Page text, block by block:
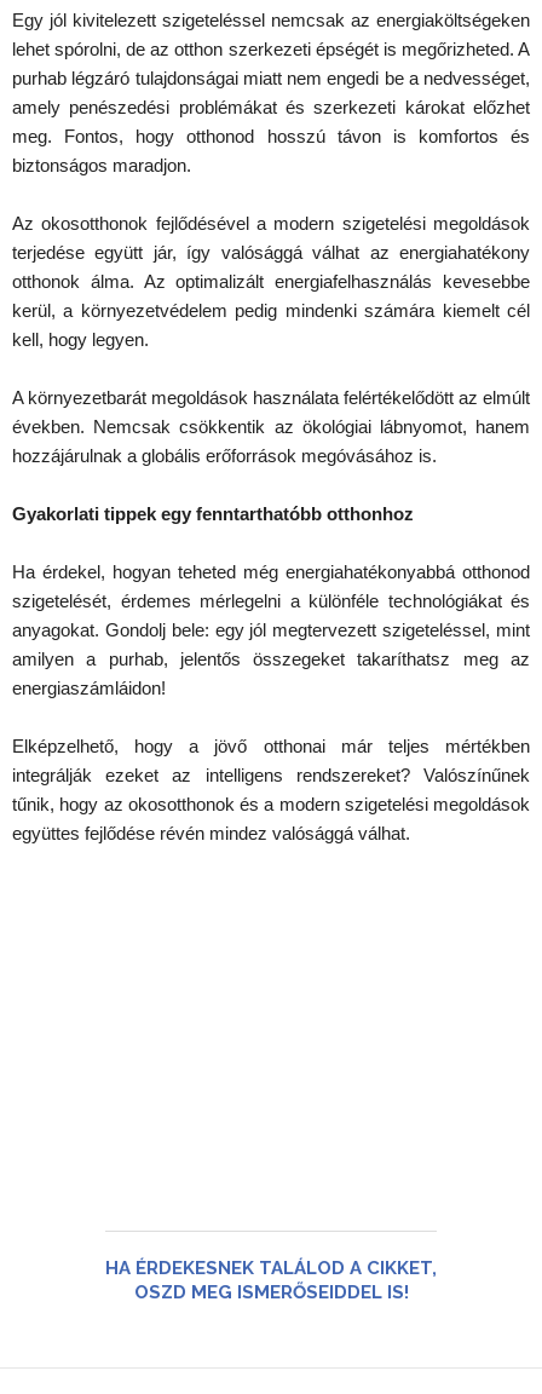
Egy jól kivitelezett szigeteléssel nemcsak az energiaköltségeken
lehet spórolni, de az otthon szerkezeti épségét is megőrizheted. A
purhab légzáró tulajdonságai miatt nem engedi be a nedvességet,
amely penészedési problémákat és szerkezeti károkat előzhet
meg. Fontos, hogy otthonod hosszú távon is komfortos és
biztonságos maradjon.
Az okosotthonok fejlődésével a modern szigetelési megoldások
terjedése együtt jár, így valósággá válhat az energiahatékony
otthonok álma. Az optimalizált energiafelhasználás kevesebbe
kerül, a környezetvédelem pedig mindenki számára kiemelt cél
kell, hogy legyen.
A környezetbarát megoldások használata felértékelődött az elmúlt
években. Nemcsak csökkentik az ökológiai lábnyomot, hanem
hozzájárulnak a globális erőforrások megóvásához is.
Gyakorlati tippek egy fenntarthatóbb otthonhoz
Ha érdekel, hogyan teheted még energiahatékonyabbá otthonod
szigetelését, érdemes mérlegelni a különféle technológiákat és
anyagokat. Gondolj bele: egy jól megtervezett szigeteléssel, mint
amilyen a purhab, jelentős összegeket takaríthatsz meg az
energiaszámláidon!
Elképzelhető, hogy a jövő otthonai már teljes mértékben
integrálják ezeket az intelligens rendszereket? Valószínűnek
tűnik, hogy az okosotthonok és a modern szigetelési megoldások
együttes fejlődése révén mindez valósággá válhat.
HA ÉRDEKESNEK TALÁLOD A CIKKET,
OSZD MEG ISMERŐSEIDDEL IS!